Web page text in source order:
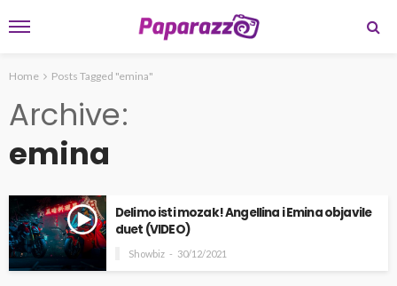
Home Posts Tagged "emina"
Archive
emina
Delimo isti mozak! Angellina i Emina objavile
duet (VIDEO)
Showbiz 30/12/2021